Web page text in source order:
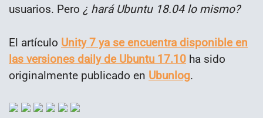
usuarios. Pero ¿ hará Ubuntu 18.04 lo mismo?
El artículo Unity 7 ya se encuentra disponible en
las versiones daily de Ubuntu 17.10 ha sido
originalmente publicado en Ubunlog.